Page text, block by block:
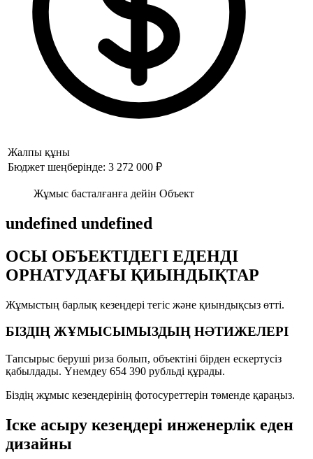
Жалпы құны
Бюджет шеңберінде: 3 272 000 ₽
Жұмыс басталғанға дейін Объект
undefined undefined
ОСЫ ОБЪЕКТІДЕГІ ЕДЕНДІ
ОРНАТУДАҒЫ ҚИЫНДЫҚТАР
Жұмыстың барлық кезеңдері тегіс және қиындықсыз өтті.
БІЗДІҢ ЖҰМЫСЫМЫЗДЫҢ НӘТИЖЕЛЕРІ
Тапсырыс беруші риза болып, объектіні бірден ескертусіз
қабылдады. Үнемдеу 654 390 рубльді құрады.
Біздің жұмыс кезеңдерінің фотосуреттерін төменде қараңыз.
Іске асыру кезеңдері инженерлік еден
дизайны